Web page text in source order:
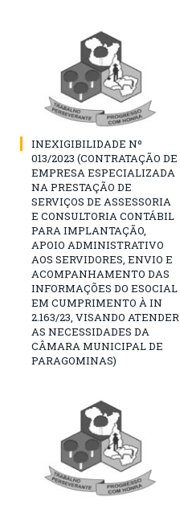
INEXIGIBILIDADE Nº
013/2023 (CONTRATAÇÃO DE
EMPRESA ESPECIALIZADA
NA PRESTAÇÃO DE
SERVIÇOS DE ASSESSORIA
E CONSULTORIA CONTÁBIL
PARA IMPLANTAÇÃO,
APOIO ADMINISTRATIVO
AOS SERVIDORES, ENVIO E
ACOMPANHAMENTO DAS
INFORMAÇÕES DO ESOCIAL
EM CUMPRIMENTO À IN
2.163/23, VISANDO ATENDER
AS NECESSIDADES DA
CÂMARA MUNICIPAL DE
PARAGOMINAS)